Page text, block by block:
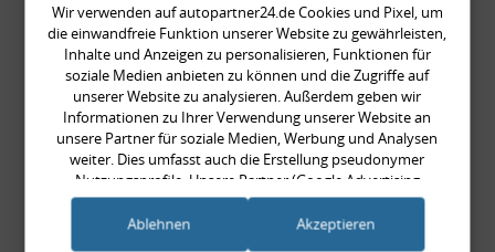
Rückleuchtenband mit
Blinker, rot, US-Ecken,
Audi 80 Cabrio, Typ 89,
OE-Nr.: 8G0945225 +
8G0945225C
999,99 €
999,99 € pro 1
inkl. gesetzl. MwSt., zzgl.Versandkosten
Wir verwenden auf autopartner24.de Cookies und Pixel, um
die einwandfreie Funktion unserer Website zu gewährleisten,
Inhalte und Anzeigen zu personalisieren, Funktionen für
soziale Medien anbieten zu können und die Zugriffe auf
unserer Website zu analysieren. Außerdem geben wir
Informationen zu Ihrer Verwendung unserer Website an
unsere Partner für soziale Medien, Werbung und Analysen
weiter. Dies umfasst auch die Erstellung pseudonymer
Nutzungsprofile. Unsere Partner (Google Advertising
Products) führen diese Informationen möglicherweise mit
weiteren Daten zusammen, die Sie ihnen bereitgestellt haben
Ablehnen Akzeptieren